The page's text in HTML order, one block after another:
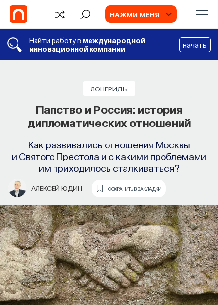
НАЖМИ МЕНЯ
Найти работу в международной
инновационной компании
начать
ЛОНГРИДЫ
Папство и Россия: история
дипломатических отношений
Как развивались отношения Москвы
и Святого Престола и с какими проблемами
им приходилось сталкиваться?
АЛЕКСЕЙ ЮДИН СОХРАНИТЬ В ЗАКЛАДКИ